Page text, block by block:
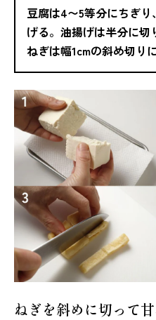
豆腐は4〜5等分にちぎ
げる。油揚げは半分に切
ねぎは幅1cmの斜め切り
ねぎを斜めに切って